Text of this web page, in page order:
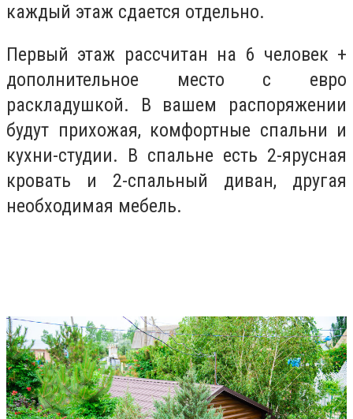
каждый этаж сдается отдельно.
Первый этаж рассчитан на 6 человек +
дополнительное место с евро
раскладушкой. В вашем распоряжении
будут прихожая, комфортные спальни и
кухни-студии. В спальне есть 2-ярусная
кровать и 2-спальный диван, другая
необходимая мебель.